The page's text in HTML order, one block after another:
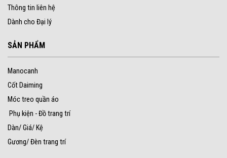
Thông tin liên hệ
Dành cho Đại lý
SẢN PHẨM
Manocanh
Cốt Daiming
Móc treo quần áo
Phụ kiện - Đồ trang trí
Dàn/ Giá/ Kệ
Gương/ Đèn trang trí